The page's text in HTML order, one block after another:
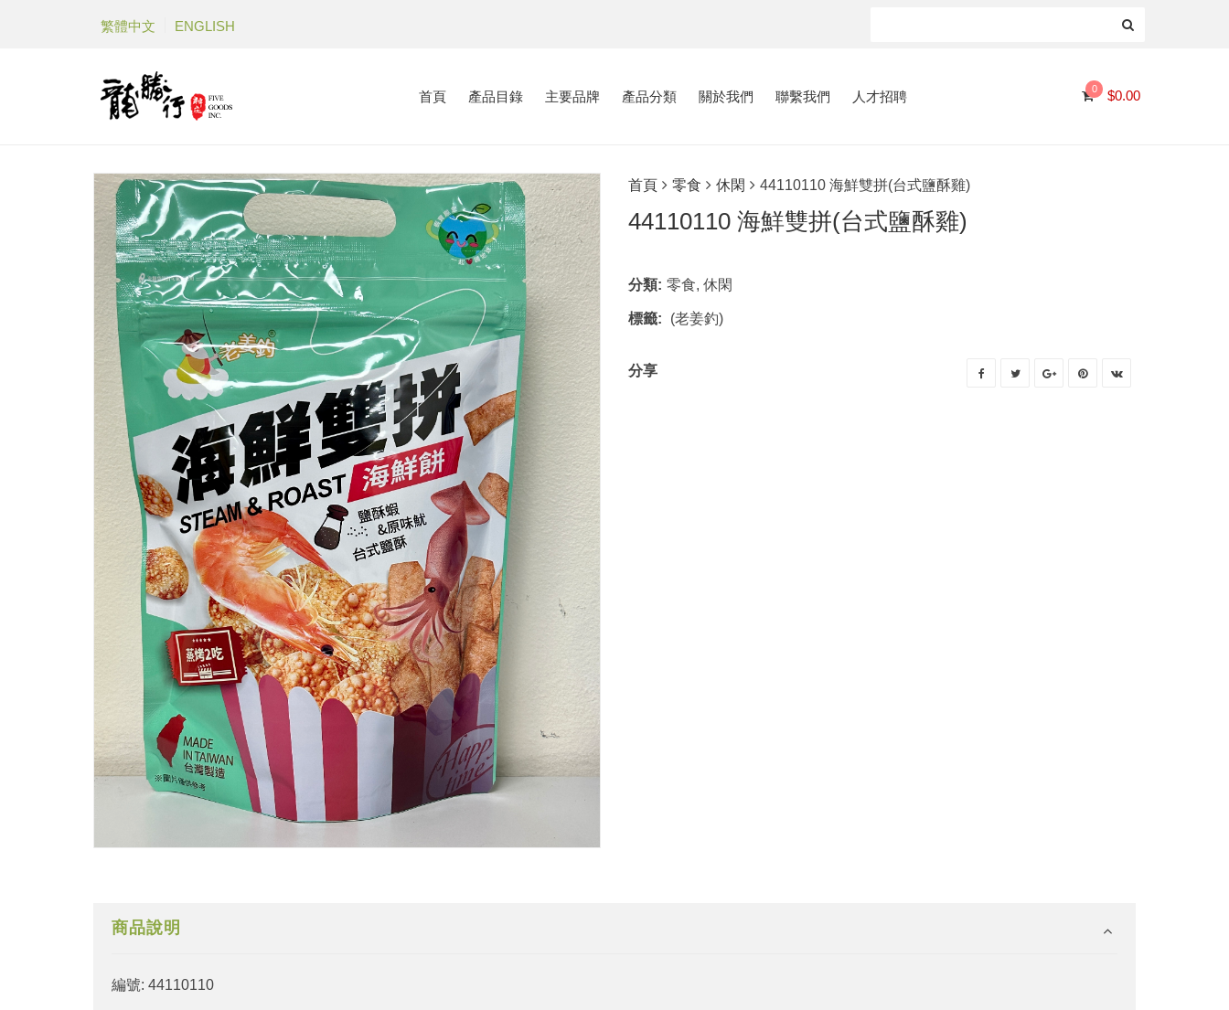
繁體中文 ENGLISH
首頁 產品目錄 主要品牌 產品分類 關於我們 聯繫我們 人才招聘 0 $0.00
首頁 零食 休閑 44110110 海鮮雙拼(台式鹽酥雞)
44110110 海鮮雙拼(台式鹽酥雞)
分類: 零食, 休閑
標籤: (老姜釣)
分享
商品說明
編號: 44110110